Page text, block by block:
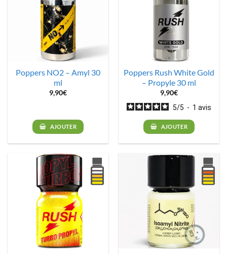
Poppers NO2 – Amyl 30
ml
9,90€
AJOUTER
Poppers Rush White Gold
– Propyle 30 ml
9,90€
5/5 - 1 avis
AJOUTER